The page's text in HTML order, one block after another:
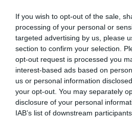
If you wish to opt-out of the sale,
processing of your personal or
targeted advertising by us, please
section to confirm your selection.
opt-out request is processed you
interest-based ads based on
us or personal information
your opt-out. You may separately
disclosure of your personal
IAB’s list of downstream
annoncés ne surprennent
Ce sont 7 formations
bancs de l’Assemblée
prochain, date de
droit de la 9ème législature.
8ème législature, seul